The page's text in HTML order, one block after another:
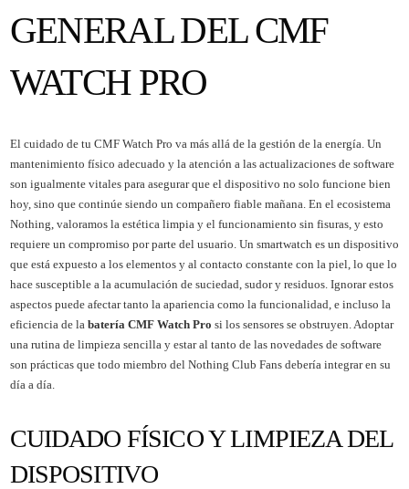
GENERAL DEL CMF
WATCH PRO
El cuidado de tu CMF Watch Pro va más allá de la gestión de la energía. Un
mantenimiento físico adecuado y la atención a las actualizaciones de software
son igualmente vitales para asegurar que el dispositivo no solo funcione bien
hoy, sino que continúe siendo un compañero fiable mañana. En el ecosistema
Nothing, valoramos la estética limpia y el funcionamiento sin fisuras, y esto
requiere un compromiso por parte del usuario. Un smartwatch es un dispositivo
que está expuesto a los elementos y al contacto constante con la piel, lo que lo
hace susceptible a la acumulación de suciedad, sudor y residuos. Ignorar estos
aspectos puede afectar tanto la apariencia como la funcionalidad, e incluso la
eficiencia de la batería CMF Watch Pro si los sensores se obstruyen. Adoptar
una rutina de limpieza sencilla y estar al tanto de las novedades de software
son prácticas que todo miembro del Nothing Club Fans debería integrar en su
día a día.
CUIDADO FÍSICO Y LIMPIEZA DEL
DISPOSITIVO